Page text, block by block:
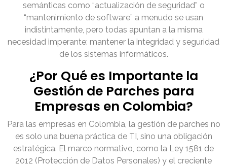
semánticas como “actualización de seguridad” o
“mantenimiento de software” a menudo se usan
indistintamente, pero todas apuntan a la misma
necesidad imperante: mantener la integridad y seguridad
de los sistemas informáticos.
¿Por Qué es Importante la
Gestión de Parches para
Empresas en Colombia?
Para las empresas en Colombia, la gestión de parches no
es solo una buena práctica de TI, sino una obligación
estratégica. El marco normativo, como la Ley 1581 de
2012 (Protección de Datos Personales) y el creciente